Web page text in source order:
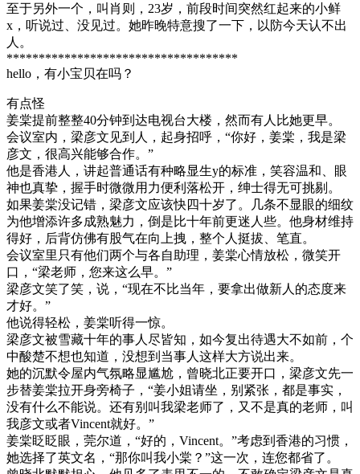
至于另外一个，叫肖则，23岁，前段时间突然红起来的小鲜
x，听说过、没见过。她昨晚特意搜了一下，以防今天认不出
人。
************************************
hello，有小宝贝在吗？
有点怪
姜棠提前整整40分钟到达电视台大楼，然而有人比她更早。
会议室内，梁彦文见到人，起身招呼，“你好，姜棠，我是梁
彦文，很高兴能够合作。”
他是香港人，讲起普通话有种略显生y的标准，笑容温和、眼
神也真挚，握手时微微用力便利落松开，绅士得无可挑剔。
如果姜棠没记错，梁彦文应该快四十岁了。几条不显眼的细纹
为他增添许多成熟魅力，倒是比十年前更迷人些。他身材维持
得好，后背仿佛有股气在向上拽，整个人挺拔、笔直。
会议室里只有他们两个与各自助理，姜棠心情放松，微笑开
口，“梁老师，您来这么早。”
梁彦文笑了笑，说，“现在不比当年，要拿出做新人的态度来
才好。”
他说得轻松，姜棠听得一惊。
梁彦文被雪藏十年的事人尽皆知，如今复出待遇大不如前，个
中酸楚不想也知道，没想到当事人这样大方说出来。
她的沉默令屋内气氛略显尴尬，曾晓北正要开口，梁彦文先一
步替姜棠拉开身旁椅子，“姜小姐请坐，别紧张，都是事实，
没有什么不能说。还有别叫我梁老师了，又不是真的老师，叫
我彦文或者Vincent就好。”
姜棠眨眨眼，莞尔道，“好的，Vincent。”考虑到香港的习惯，
她选择了英文名，“那你叫我小棠？”这一次，连您都省了。